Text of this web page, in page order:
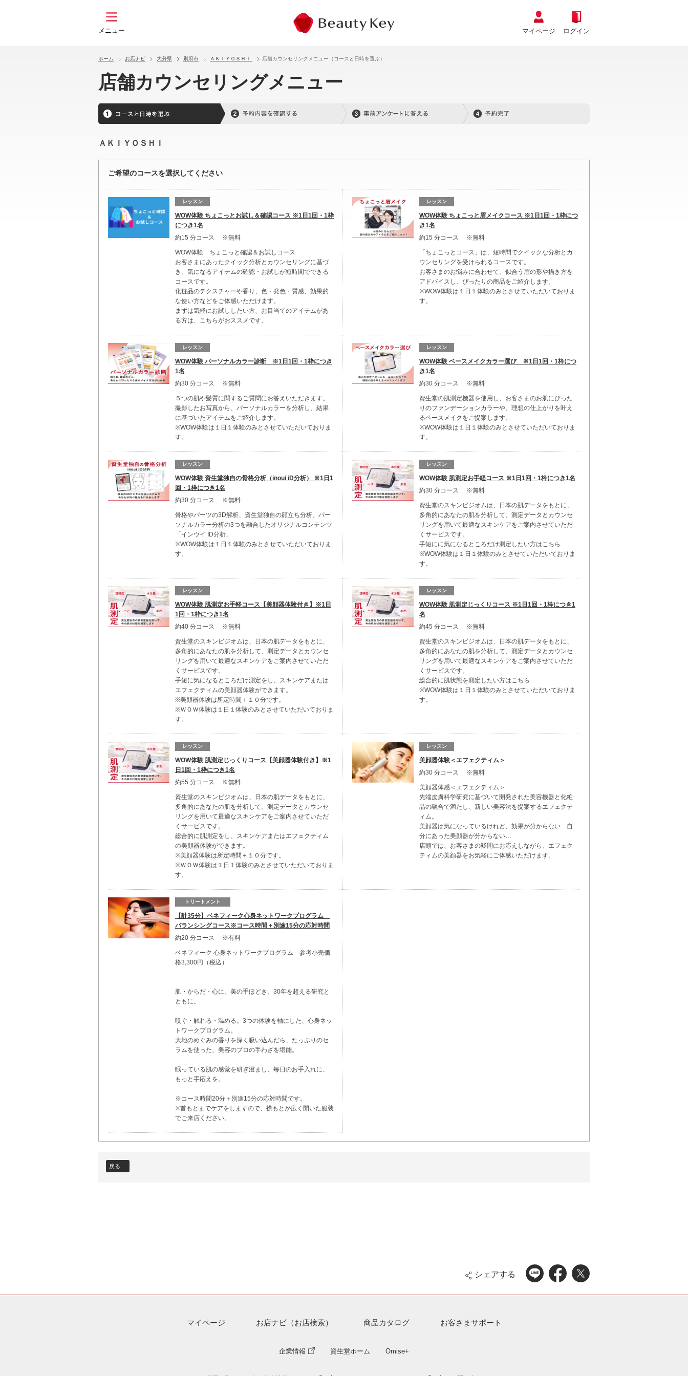
メニュー マイページ ログイン
ホーム お店ナビ 大分県 別府市 ＡＫＩＹＯＳＨＩ 店舗カウンセリングメニュー（コースと日時を選ぶ）
店舗カウンセリングメニュー
ＡＫＩＹＯＳＨＩ
ご希望のコースを選択してください
レッスン
WOW体験 ちょこっとお試し＆確認コース ※1日1回・1枠
につき1名
約15 分コース ※無料
WOW体験 ちょこっと確認＆お試しコース
お客さまにあったクイック分析とカウンセリングに基づ
き、気になるアイテムの確認・お試しが短時間でできる
コースです。
化粧品のテクスチャーや香り、色・発色・質感、効果的
な使い方などをご体感いただけます。
まずは気軽にお試ししたい方、お目当てのアイテムがあ
る方は、こちらがおススメです。
レッスン
WOW体験 ちょこっと眉メイクコース ※1日1回・1枠につ
き1名
約15 分コース ※無料
「ちょこっとコース」は、短時間でクイックな分析とカ
ウンセリングを受けられるコースです。
お客さまのお悩みに合わせて、似合う眉の形や描き方を
アドバイスし、ぴったりの商品をご紹介します。
※WOW体験は１日１体験のみとさせていただいておりま
す。
レッスン
WOW体験 パーソナルカラー診断 ※1日1回・1枠につき
1名
約30 分コース ※無料
５つの肌や髪質に関するご質問にお答えいただきます。
撮影したお写真から、パーソナルカラーを分析し、結果
に基づいたアイテムをご紹介します。
※WOW体験は１日１体験のみとさせていただいておりま
す。
レッスン
WOW体験 ベースメイクカラー選び ※1日1回・1枠につ
き1名
約30 分コース ※無料
資生堂の肌測定機器を使用し、お客さまのお肌にぴった
りのファンデーションカラーや、理想の仕上がりを叶え
るベースメイクをご提案します。
※WOW体験は１日１体験のみとさせていただいておりま
す。
レッスン
WOW体験 資生堂独自の骨格分析（inoui iD分析） ※1日1
回・1枠につき1名
約30 分コース ※無料
骨格やパーツの3D解析、資生堂独自の顔立ち分析、パー
ソナルカラー分析の3つを融合したオリジナルコンテンツ
「インウイ ID分析」
※WOW体験は１日１体験のみとさせていただいておりま
す。
レッスン
WOW体験 肌測定お手軽コース ※1日1回・1枠につき1名
約30 分コース ※無料
資生堂のスキンビジオムは、日本の肌データをもとに、
多角的にあなたの肌を分析して、測定データとカウンセ
リングを用いて最適なスキンケアをご案内させていただ
くサービスです。
手短にに気になるところだけ測定したい方はこちら
※WOW体験は１日１体験のみとさせていただいておりま
す。
レッスン
WOW体験 肌測定お手軽コース【美顔器体験付き】※1日
1回・1枠につき1名
約40 分コース ※無料
資生堂のスキンビジオムは、日本の肌データをもとに、
多角的にあなたの肌を分析して、測定データとカウンセ
リングを用いて最適なスキンケアをご案内させていただ
くサービスです。
手短に気になるところだけ測定をし、スキンケアまたは
エフェクティムの美顔器体験ができます。
※美顔器体験は所定時間＋１０分です。
※ＷＯＷ体験は１日１体験のみとさせていただいておりま
す。
レッスン
WOW体験 肌測定じっくりコース ※1日1回・1枠につき1
名
約45 分コース ※無料
資生堂のスキンビジオムは、日本の肌データをもとに、
多角的にあなたの肌を分析して、測定データとカウンセ
リングを用いて最適なスキンケアをご案内させていただ
くサービスです。
総合的に肌状態を測定したい方はこちら
※WOW体験は１日１体験のみとさせていただいておりま
す。
レッスン
WOW体験 肌測定じっくりコース【美顔器体験付き】※1
日1回・1枠につき1名
約55 分コース ※無料
資生堂のスキンビジオムは、日本の肌データをもとに、
多角的にあなたの肌を分析して、測定データとカウンセ
リングを用いて最適なスキンケアをご案内させていただ
くサービスです。
総合的に肌測定をし、スキンケアまたはエフェクティム
の美顔器体験ができます。
※美顔器体験は所定時間＋１０分です。
※ＷＯＷ体験は１日１体験のみとさせていただいておりま
す。
レッスン
美顔器体験＜エフェクティム＞
約30 分コース ※無料
美顔器体感＜エフェクティム＞
先端皮膚科学研究に基づいて開発された美容機器と化粧
品の融合で満たし、新しい美容法を提案するエフェクテ
ィム。
美顔器は気になっているけれど、効果が分からない…自
分にあった美顔器が分からない…
店頭では、お客さまの疑問にお応えしながら、エフェク
ティムの美顔器をお気軽にご体感いただけます。
トリートメント
【計35分】ベネフィーク心身ネットワークプログラム
バランシングコース※コース時間＋別途15分の応対時間
約20 分コース ※有料
ベネフィーク 心身ネットワークプログラム 参考小売価
格3,300円（税込）
肌・からだ・心に。美の手ほどき。30年を超える研究と
ともに。
嗅ぐ・触れる・温める。3つの体験を軸にした、心身ネッ
トワークプログラム。
大地のめぐみの香りを深く吸い込んだら、たっぷりのセ
ラムを使った、美容のプロの手わざを堪能。
眠っている肌の感覚を研ぎ澄まし、毎日のお手入れに、
もっと手応えを。
※コース時間20分＋別途15分の応対時間です。
※首もとまでケアをしますので、襟もとが広く開いた服装
でご来店ください。
戻る
シェアする
マイページ お店ナビ（お店検索） 商品カタログ お客さまサポート
企業情報 資生堂ホーム Omise+